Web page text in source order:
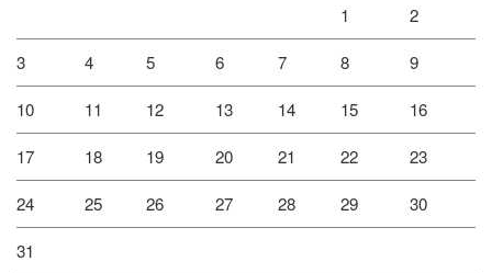
1 2
3 4 5 6 7 8 9
10 11 12 13 14 15 16
17 18 19 20 21 22 23
24 25 26 27 28 29 30
31